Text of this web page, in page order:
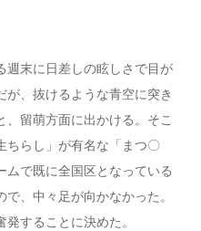
週末に日差しの眩しさで目が
、抜けるような青空に突き
留萌方面に出かける。そこ
ちらし」が有名な「まつ〇
ムで既に全国区となっている
、中々足が向かなかった。
することに決めた。